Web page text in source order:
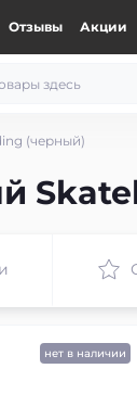
Отзывы Акции
(черный)
нет в наличии